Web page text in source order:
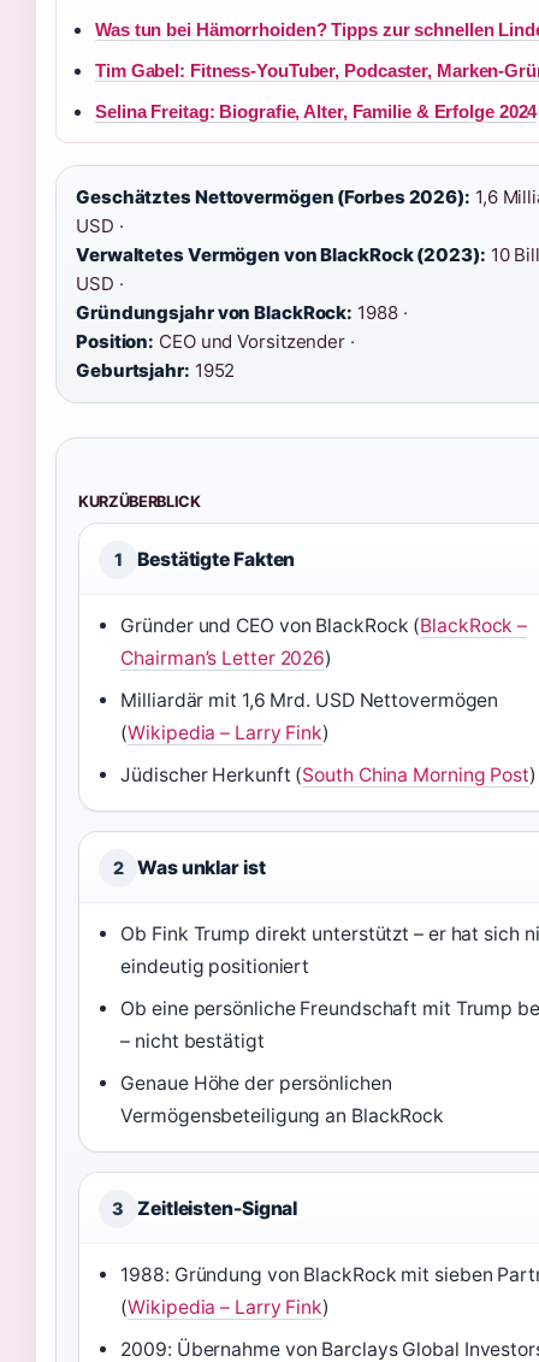
Was tun bei Hämorrhoiden? Tipps zur schnellen
Tim Gabel: Fitness-YouTuber, Podcaster, Marken-
Selina Freitag: Biografie, Alter, Familie & Erfolge 2024
Geschätztes Nettovermögen (Forbes 2026): 1,6
USD ·
Verwaltetes Vermögen von BlackRock (2023): 10
USD ·
Gründungsjahr von BlackRock: 1988 ·
Position: CEO und Vorsitzender ·
Geburtsjahr: 1952
KURZÜBERBLICK
1 Bestätigte Fakten
Gründer und CEO von BlackRock (BlackRock –
Chairman’s Letter 2026)
Milliardär mit 1,6 Mrd. USD Nettovermögen
(Wikipedia – Larry Fink)
Jüdischer Herkunft (South China Morning Post)
2 Was unklar ist
Ob Fink Trump direkt unterstützt – er hat sich
eindeutig positioniert
Ob eine persönliche Freundschaft mit Trump
– nicht bestätigt
Genaue Höhe der persönlichen
Vermögensbeteiligung an BlackRock
3 Zeitleisten-Signal
1988: Gründung von BlackRock mit sieben
(Wikipedia – Larry Fink)
2009: Übernahme von Barclays Global